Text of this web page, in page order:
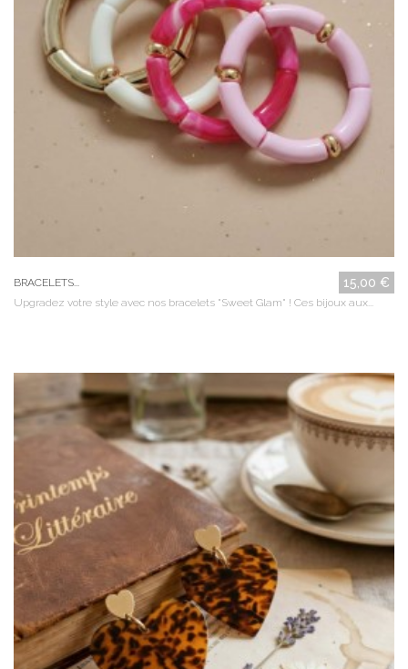
BRACELETS... 15,00 €
Upgradez votre style avec nos bracelets "Sweet Glam" ! Ces bijoux aux...